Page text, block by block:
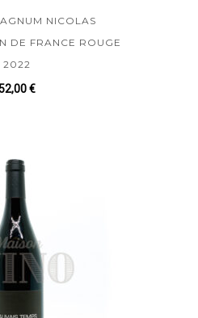
NICOLAS
DE FRANCE ROUGE
2022
€